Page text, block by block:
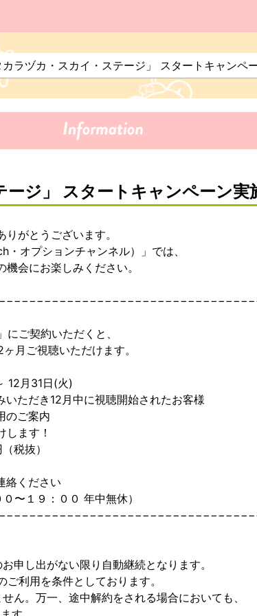
カラヅカ・スカイ・ステージ」 スタートキャンペ
ージ」 スタートキャンペーン実
がとうございます。
・オプションチャンネル）」では、
会にお楽しみください。
ご契約いただくと、
月ご視聴いただけます。
12月31日(火)
ただき12月中に視聴開始されたお客様
のご案内
ます！
税抜）
絡ください
〜１９：００ 年中無休）
申し出がない限り自動継続となります。
利用を条件としております。
ん。万一、途中解約をされる場合においても、